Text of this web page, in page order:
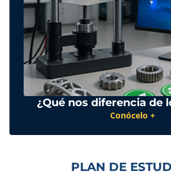
¿Qué nos diferencia de
Conócelo +
PLAN DE